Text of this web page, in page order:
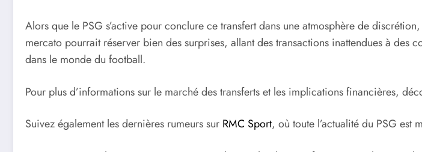
Alors que le PSG s’active pour conclure ce transfert dans une atmosphère de
mercato pourrait réserver bien des surprises, allant des transactions inattendues à des
dans le monde du football.
Pour plus d’informations sur le marché des transferts et les implications financières,
Suivez également les dernières rumeurs sur RMC Sport, où toute l’actualité du PSG est